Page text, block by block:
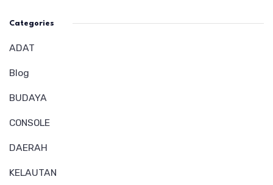
Categories
ADAT
Blog
BUDAYA
CONSOLE
DAERAH
KELAUTAN